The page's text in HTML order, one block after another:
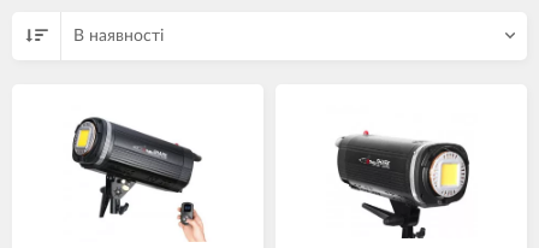
В наявності